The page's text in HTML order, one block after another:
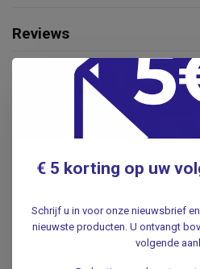
Reviews
Gerelateerde producten
Bedhek met
veiligheidsbeugel |
lattenbodem
Rubberen bedzeil
€ 5 korting op uw
Schrijf u in voor onze nieuwsbrief
nieuwste producten. U ontvangt
volgende